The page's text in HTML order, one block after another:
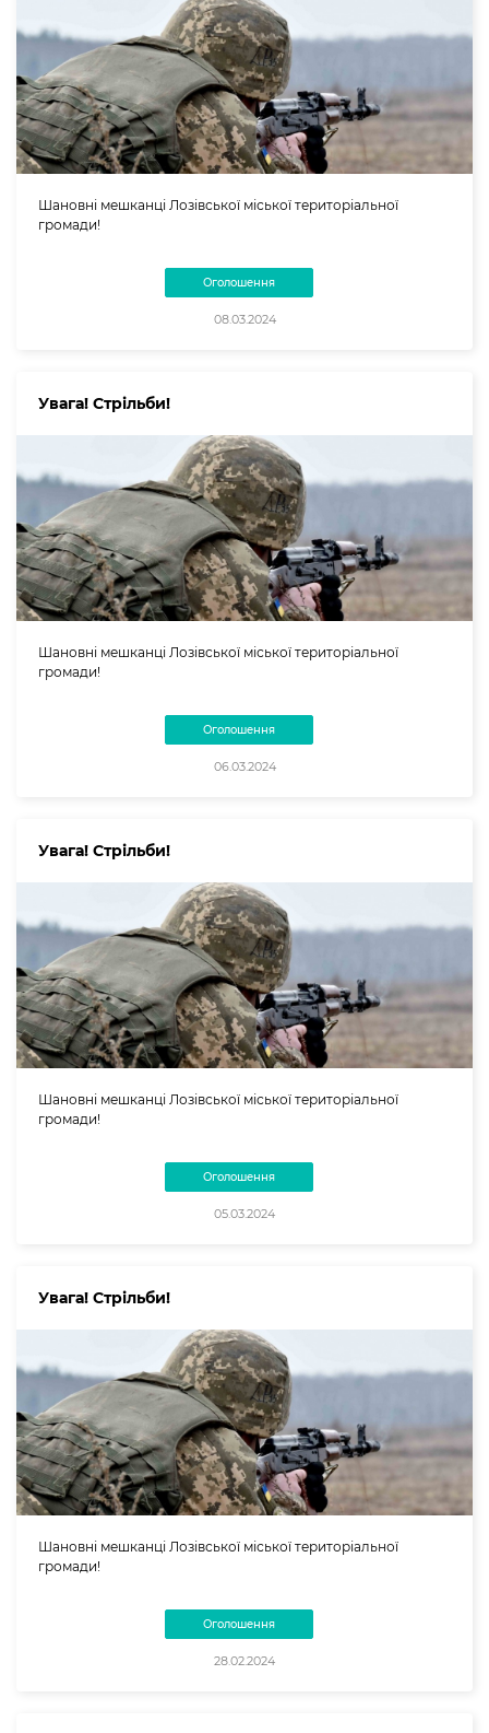
Шановні мешканці Лозівської міської територіальної
громади!
Оголошення
08.03.2024
Увага! Стрільби!
Шановні мешканці Лозівської міської територіальної
громади!
Оголошення
06.03.2024
Увага! Стрільби!
Шановні мешканці Лозівської міської територіальної
громади!
Оголошення
05.03.2024
Увага! Стрільби!
Шановні мешканці Лозівської міської територіальної
громади!
Оголошення
28.02.2024